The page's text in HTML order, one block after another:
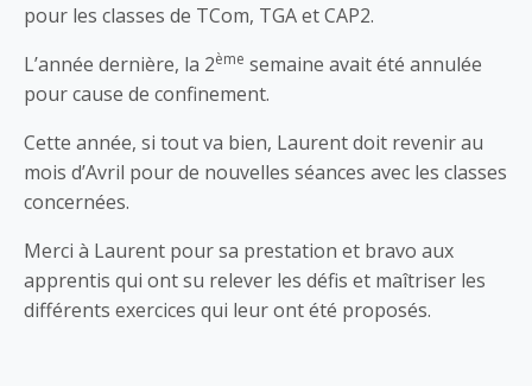
pour les classes de TCom, TGA et CAP2.
L’année dernière, la 2ème semaine avait été annulée
pour cause de confinement.
Cette année, si tout va bien, Laurent doit revenir au
mois d’Avril pour de nouvelles séances avec les classes
concernées.
Merci à Laurent pour sa prestation et bravo aux
apprentis qui ont su relever les défis et maîtriser les
différents exercices qui leur ont été proposés.